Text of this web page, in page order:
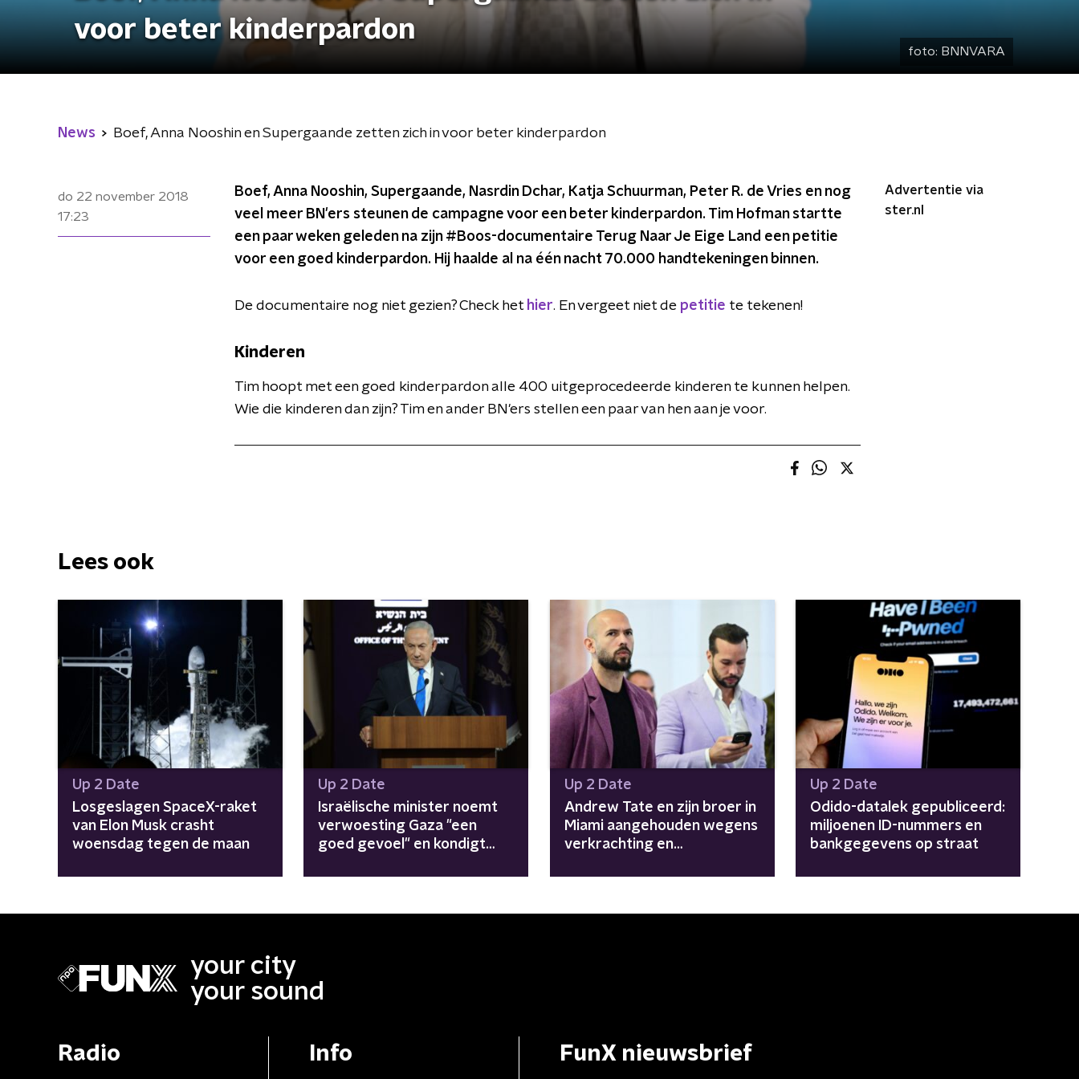
voor beter kinderpardon
foto: BNNVARA
News Boef, Anna Nooshin en Supergaande zetten zich in voor beter kinderpardon
do 22 november 2018
17:23
Boef, Anna Nooshin, Supergaande, Nasrdin Dchar, Katja Schuurman, Peter R. de Vries en nog
veel meer BN'ers steunen de campagne voor een beter kinderpardon. Tim Hofman startte
een paar weken geleden na zijn #Boos-documentaire Terug Naar Je Eige Land een petitie
voor een goed kinderpardon. Hij haalde al na één nacht 70.000 handtekeningen binnen.
De documentaire nog niet gezien? Check het hier. En vergeet niet de petitie te tekenen!
Kinderen
Tim hoopt met een goed kinderpardon alle 400 uitgeprocedeerde kinderen te kunnen helpen.
Wie die kinderen dan zijn? Tim en ander BN'ers stellen een paar van hen aan je voor.
Advertentie via
ster.nl
Lees ook
Up 2 Date
Losgeslagen SpaceX-raket
van Elon Musk crasht
woensdag tegen de maan
Up 2 Date
Israëlische minister noemt
verwoesting Gaza "een
goed gevoel" en kondigt
Up 2 Date
Andrew Tate en zijn broer in
Miami aangehouden wegens
verkrachting en
Up 2 Date
Odido-datalek gepubliceerd:
miljoenen ID-nummers en
bankgegevens op straat
your city
your sound
Radio Info FunX nieuwsbrief